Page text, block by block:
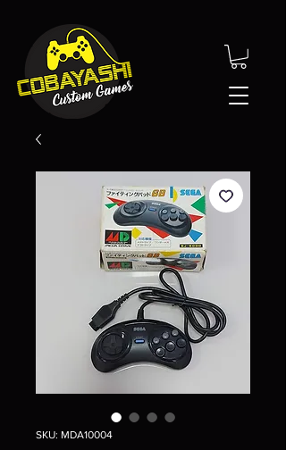
SKU: MDA10004